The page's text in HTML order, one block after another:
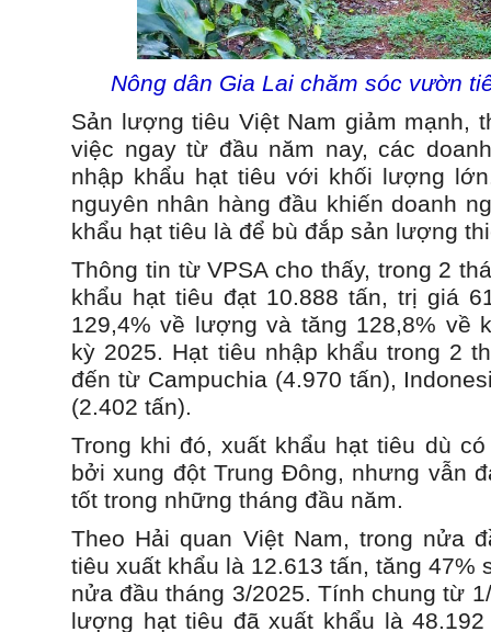
Nông dân Gia Lai chăm sóc vườn
Sản lượng tiêu Việt Nam giảm mạnh,
việc ngay từ đầu năm nay, các
nhập khẩu hạt tiêu với khối lượng
nguyên nhân hàng đầu khiến doanh
khẩu hạt tiêu là để bù đắp sản lượng
Thông tin từ VPSA cho thấy, trong 2
khẩu hạt tiêu đạt 10.888 tấn, trị giá
129,4% về lượng và tăng 128,8% về
kỳ 2025. Hạt tiêu nhập khẩu trong 2
đến từ Campuchia (4.970 tấn),
(2.402 tấn).
Trong khi đó, xuất khẩu hạt tiêu dù
bởi xung đột Trung Đông, nhưng vẫn
tốt trong những tháng đầu năm.
Theo Hải quan Việt Nam, trong nửa
tiêu xuất khẩu là 12.613 tấn, tăng 47%
nửa đầu tháng 3/2025. Tính chung từ
lượng hạt tiêu đã xuất khẩu là